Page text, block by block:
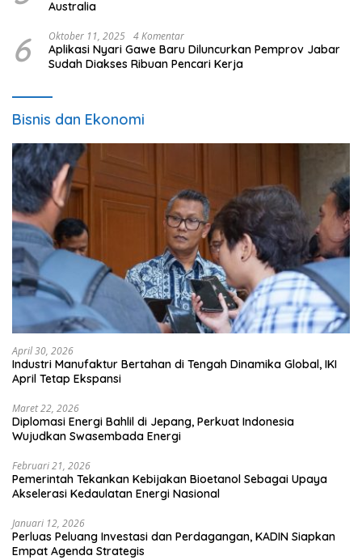
Australia
6 Oktober 11, 2025 4 Komentar
Aplikasi Nyari Gawe Baru Diluncurkan Pemprov Jabar
Sudah Diakses Ribuan Pencari Kerja
Bisnis dan Ekonomi
April 30, 2026
Industri Manufaktur Bertahan di Tengah Dinamika Global, IKI
April Tetap Ekspansi
Maret 22, 2026
Diplomasi Energi Bahlil di Jepang, Perkuat Indonesia
Wujudkan Swasembada Energi
Februari 21, 2026
Pemerintah Tekankan Kebijakan Bioetanol Sebagai Upaya
Akselerasi Kedaulatan Energi Nasional
Januari 12, 2026
Perluas Peluang Investasi dan Perdagangan, KADIN Siapkan
Empat Agenda Strategis